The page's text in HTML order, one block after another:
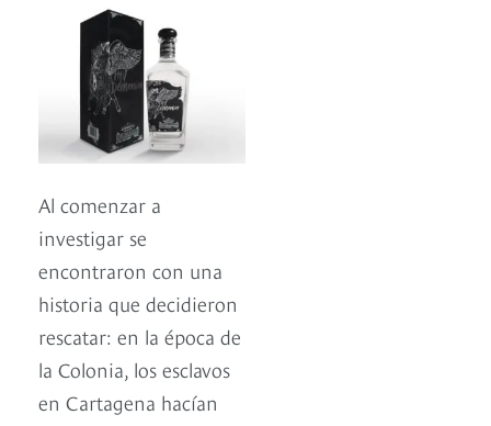
Al comenzar a
investigar se
encontraron con una
historia que decidieron
rescatar: en la época de
la Colonia, los esclavos
en Cartagena hacían